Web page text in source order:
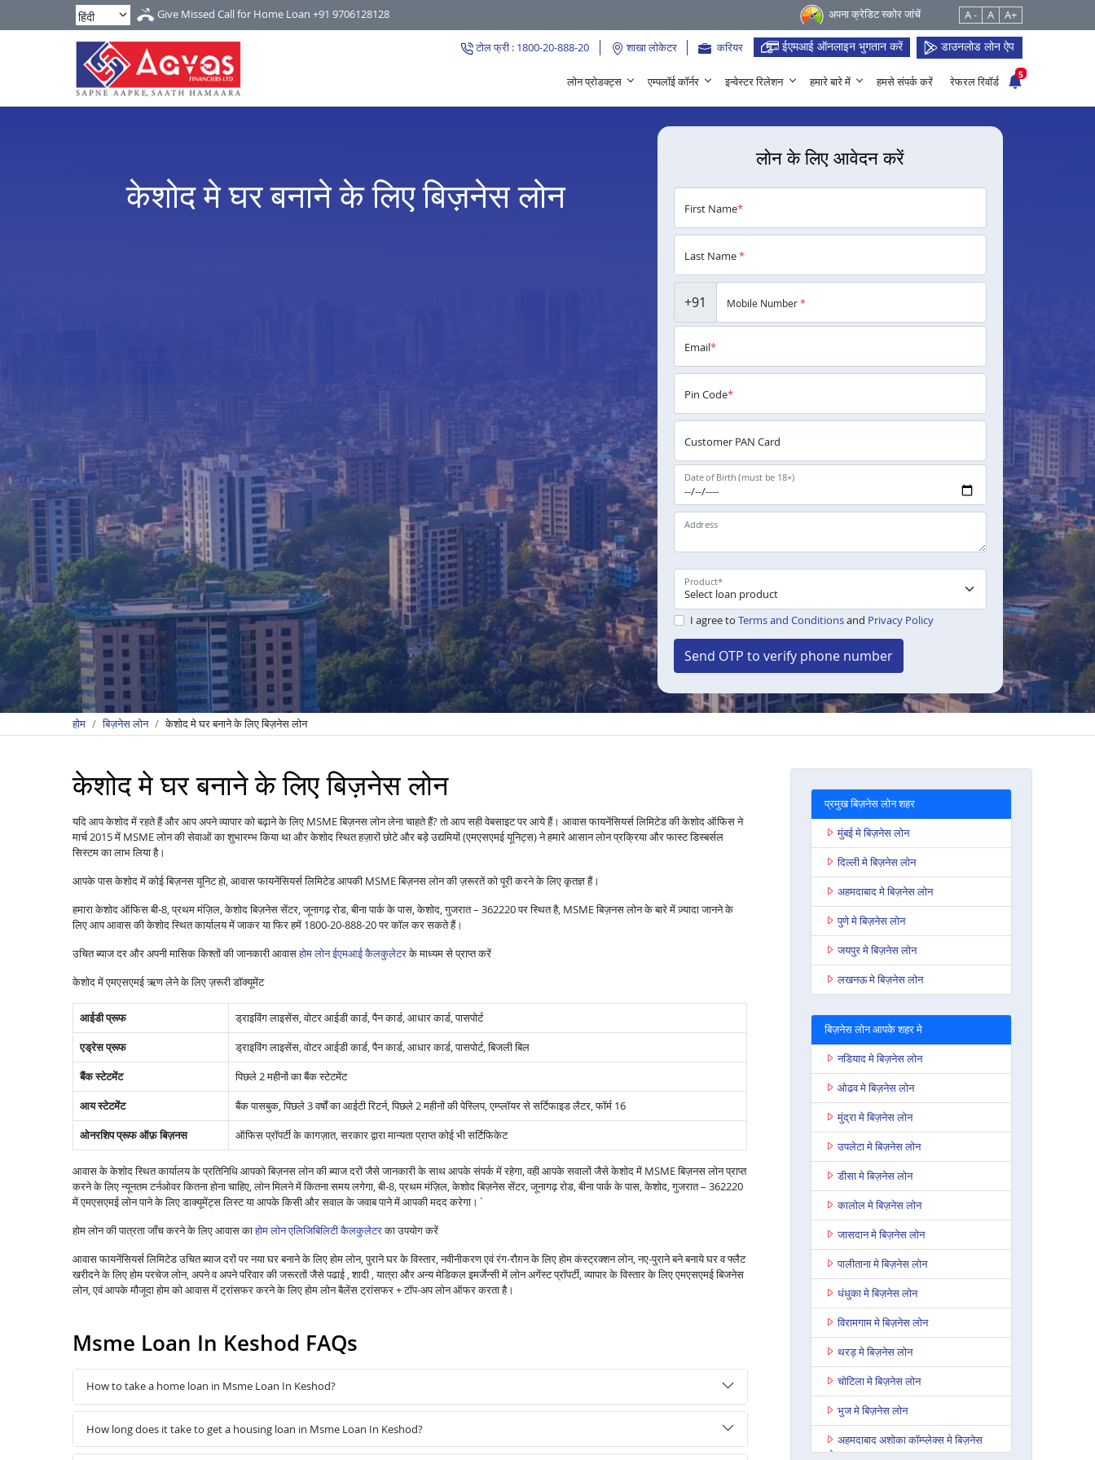
Give Missed Call for Home Loan +91 9706128128 अपना क्रेडिट स्कोर जांचें A - A A+
टोल फ्री : 1800-20-888-20 शाखा लोकेटर करियर ईएमआई ऑनलाइन भुगतान करें डाउनलोड लोन ऐप
लोन प्रोडक्ट्स एम्पलॉई कॉर्नर इन्वेस्टर रिलेशन हमारे बारे में हमसे संपर्क करें रेफरल रिवॉर्ड
5
केशोद मे घर बनाने के लिए बिज़नेस लोन
लोन के लिए आवेदन करें
First Name*
Last Name*
+91 Mobile Number*
Email*
Pin Code*
Customer PAN Card
Date of Birth (must be 18+)
Address
Product*
I agree to Terms and Conditionsand Privacy Policy
Send OTP to verify phone number
होम बिज़नेस लोन केशोद मे घर बनाने के लिए बिज़नेस लोन
केशोद मे घर बनाने के लिए बिज़नेस लोन
यदि आप केशोद में रहते हैं और आप अपने व्यापार को बढ़ाने के लिए MSME बिज़नस लोन लेना चाहते हैं? तो आप सही वेबसाइट पर आये हैं। आवास फायनेंसियर्स लिमिटेड की केशोद ऑफिस ने
मार्च 2015 में MSME लोन की सेवाओं का शुभारम्भ किया था और केशोद स्थित हज़ारों छोटे और बड़े उद्यमियों (एमएसएमई यूनिट्स) ने हमारे आसान लोन प्रक्रिया और फास्ट डिस्बर्सल
सिस्टम का लाभ लिया है।
आपके पास केशोद में कोई बिज़नस यूनिट हो, आवास फायनेंसियर्स लिमिटेड आपकी MSME बिज़नस लोन की ज़रूरतें को पूरी करने के लिए कृतज्ञ हैं।
हमारा केशोद ऑफिस बी‑8, प्रथम मंज़िल, केशोद बिज़नेस सेंटर, जूनागढ़ रोड, बीना पार्क के पास, केशोद, गुजरात – 362220 पर स्थित है, MSME बिज़नस लोन के बारे में ज़्यादा जानने के
लिए आप आवास की केशोद स्थित कार्यालय में जाकर या फिर हमें 1800-20-888-20 पर कॉल कर सकते हैं।
उचित ब्याज दर और अपनी मासिक किश्तों की जानकारी आवासहोम लोन ईएमआई कैलकुलेटरके माध्यम से प्राप्त करें
केशोद में एमएसएमई ऋण लेने के लिए ज़रूरी डॉक्यूमेंट
आईडी प्रूफ
ड्राइविंग लाइसेंस, वोटर आईडी कार्ड, पैन कार्ड, आधार कार्ड, पासपोर्ट
एड्रेस प्रूफ
ड्राइविंग लाइसेंस, वोटर आईडी कार्ड, पैन कार्ड, आधार कार्ड, पासपोर्ट, बिजली बिल
बैंक स्टेटमेंट
पिछले 2 महीनों का बैंक स्टेटमेंट
आय स्टेटमेंट
बैंक पासबुक, पिछले 3 वर्षों का आईटी रिटर्न, पिछले 2 महीनों की पेस्लिप, एम्प्लॉयर से सर्टिफाइड लैटर, फॉर्म 16
ओनरशिप प्रूफ ऑफ़ बिज़नस
ऑफिस प्रॉपर्टी के कागज़ात, सरकार द्वारा मान्यता प्राप्त कोई भी सर्टिफिकेट
आवास के केशोद स्थित कार्यालय के प्रतिनिधि आपको बिज़नस लोन की ब्याज दरों जैसे जानकारी के साथ आपके संपर्क में रहेगा, वही आपके सवालों जैसे केशोद में MSME बिज़नस लोन प्राप्त
करने के लिए न्यूनतम टर्नओवर कितना होना चाहिए, लोन मिलने में कितना समय लगेगा, बी‑8, प्रथम मंज़िल, केशोद बिज़नेस सेंटर, जूनागढ़ रोड, बीना पार्क के पास, केशोद, गुजरात – 362220
में एमएसएमई लोन पाने के लिए डाक्यूमेंट्स लिस्ट या आपके किसी और सवाल के जवाब पाने में आपकी मदद करेगा।`
होम लोन की पात्रता जाँच करने के लिए आवास काहोम लोन एलिजिबिलिटी कैलकुलेटरका उपयोग करें
आवास फायनेंसियर्स लिमिटेड उचित ब्याज दरों पर नया घर बनाने के लिए होम लोन, पुराने घर के विस्तार, नवीनीकरण एवं रंग-रौग़न के लिए होम कंस्ट्रक्शन लोन, नए-पुराने बने बनाये घर व फ्लैट
खरीदने के लिए होम परचेज लोन, अपने व अपने परिवार की जरूरतों जैसे पढाई , शादी , यात्रा और अन्य मेडिकल इमर्जेन्सी में लोन अगेंस्ट प्रॉपर्टी, व्यापार के विस्तार के लिए एमएसएमई बिजनेस
लोन, एवं आपके मौजूदा होम को आवास में ट्रांसफर करने के लिए होम लोन बैलेंस ट्रांसफर + टॉप-अप लोन ऑफर करता है।
Msme Loan In Keshod FAQs
How to take a home loan in Msme Loan In Keshod?
How long does it take to get a housing loan in Msme Loan In Keshod?
प्रमुख बिज़नेस लोन शहर
मुंबई मे बिज़नेस लोन
दिल्ली मे बिज़नेस लोन
अहमदाबाद मे बिज़नेस लोन
पुणे मे बिज़नेस लोन
जयपुर मे बिज़नेस लोन
लखनऊ मे बिज़नेस लोन
बिज़नेस लोन आपके शहर मे
नडियाद मे बिज़नेस लोन
ओढव मे बिज़नेस लोन
मुंद्रा मे बिज़नेस लोन
उपलेटा मे बिज़नेस लोन
डीसा मे बिज़नेस लोन
कालोल मे बिज़नेस लोन
जासदान मे बिज़नेस लोन
पालीताना मे बिज़नेस लोन
धंधुका मे बिज़नेस लोन
विरामगाम मे बिज़नेस लोन
थरड़ मे बिज़नेस लोन
चोटिला मे बिज़नेस लोन
भुज मे बिज़नेस लोन
अहमदाबाद अशोका कॉम्प्लेक्स मे बिज़नेस
लोन